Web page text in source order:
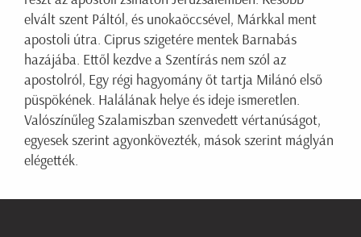
elvált szent Páltól, és unokaöccsével, Márkkal ment
apostoli útra. Ciprus szigetére mentek Barnabás
hazájába. Ettől kezdve a Szentírás nem szól az
apostolról, Egy régi hagyomány őt tartja Milánó első
püspökének. Halálának helye és ideje ismeretlen.
Valószínűleg Szalamiszban szenvedett vértanúságot,
egyesek szerint agyonkövezték, mások szerint máglyán
elégették.